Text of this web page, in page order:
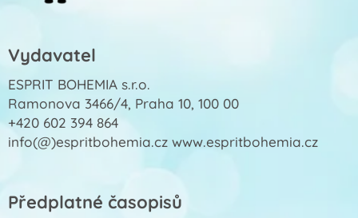
Vydavatel
ESPRIT BOHEMIA s.r.o.
Ramonova 3466/4, Praha 10, 100 00
+420 602 394 864
info(@)espritbohemia.cz www.espritbohemia.cz
Předplatné časopisů